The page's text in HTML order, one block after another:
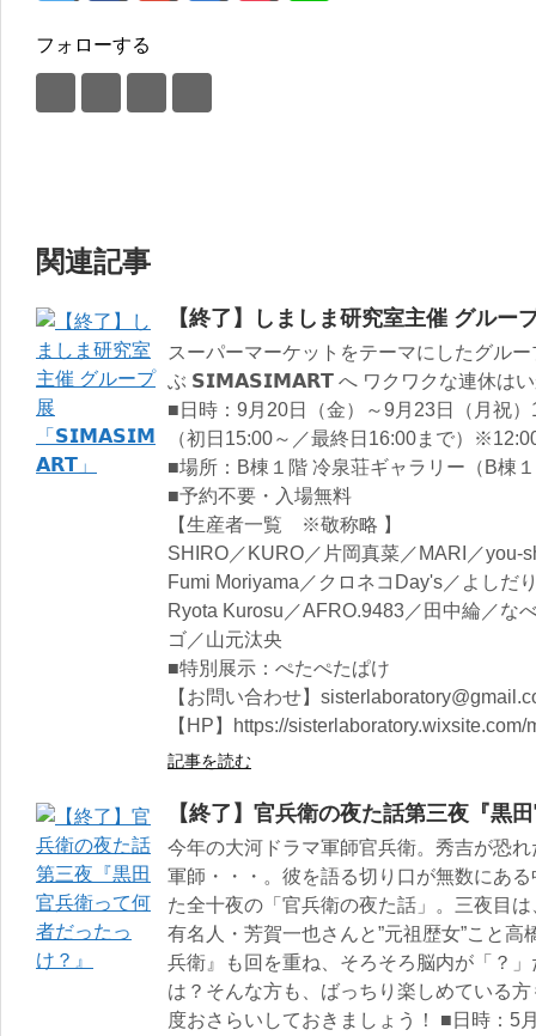
フォローする
関連記事
【終了】しましま研究室主催 グル
スーパーマーケットをテーマにしたグル
ぶ 𝗦𝗜𝗠𝗔𝗦𝗜𝗠𝗔𝗥𝗧 へ ワクワクな連休はい
■日時：9月20日（金）～9月23日（月祝
（初日15:00～／最終日16:00まで）
■場所：B棟１階 冷泉荘ギャラリー（B棟
■予約不要・入場無料
【生産者一覧 ※敬称略 】
SHIRO／KURO／片岡真菜／MARI／you-
Fumi Moriyama／クロネコDay's／よしだ
Ryota Kurosu／AFRO.9483／田中綸／な
ゴ／山元汰央
■特別展示：ぺたぺたぱけ
【お問い合わせ】
【HP】https://sisterlaboratory.wixsite.com/
記事を読む
【終了】官兵衛の夜た話第三夜『黒
今年の大河ドラマ軍師官兵衛。秀吉が恐
軍師・・・。彼を語る切り口が無数にあ
た全十夜の「官兵衛の夜た話」。三夜目
有名人・芳賀一也さんと”元祖歴女”こと
兵衛』も回を重ね、そろそろ脳内が「？
は？そんな方も、ばっちり楽しめている
度おさらいしておきましょう！ ■日時：5